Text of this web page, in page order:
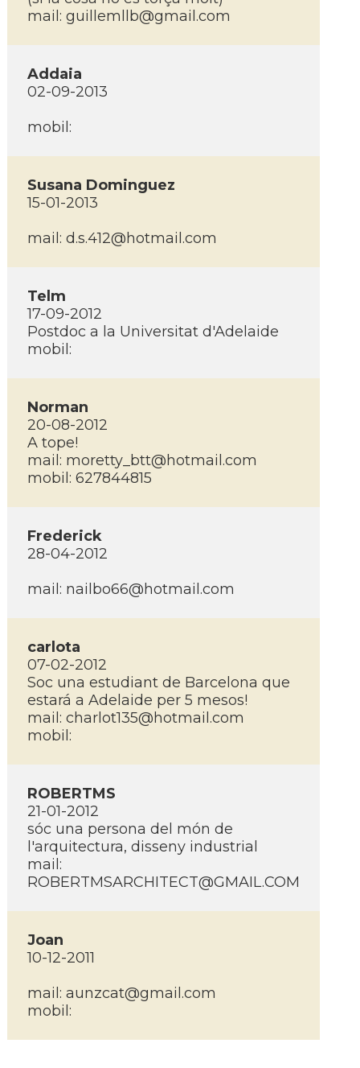
mail: guillemllb@gmail.com
Addaia
02-09-2013
mobil:
Susana Dominguez
15-01-2013
mail: d.s.412@hotmail.com
Telm
17-09-2012
Postdoc a la Universitat d'Adelaide
mobil:
Norman
20-08-2012
A tope!
mail: moretty_btt@hotmail.com
mobil: 627844815
Frederick
28-04-2012
mail: nailbo66@hotmail.com
carlota
07-02-2012
Soc una estudiant de Barcelona que
estará a Adelaide per 5 mesos!
mail: charlot135@hotmail.com
mobil:
ROBERTMS
21-01-2012
sóc una persona del món de
l'arquitectura, disseny industrial
mail:
ROBERTMSARCHITECT@GMAIL.COM
Joan
10-12-2011
mail: aunzcat@gmail.com
mobil: